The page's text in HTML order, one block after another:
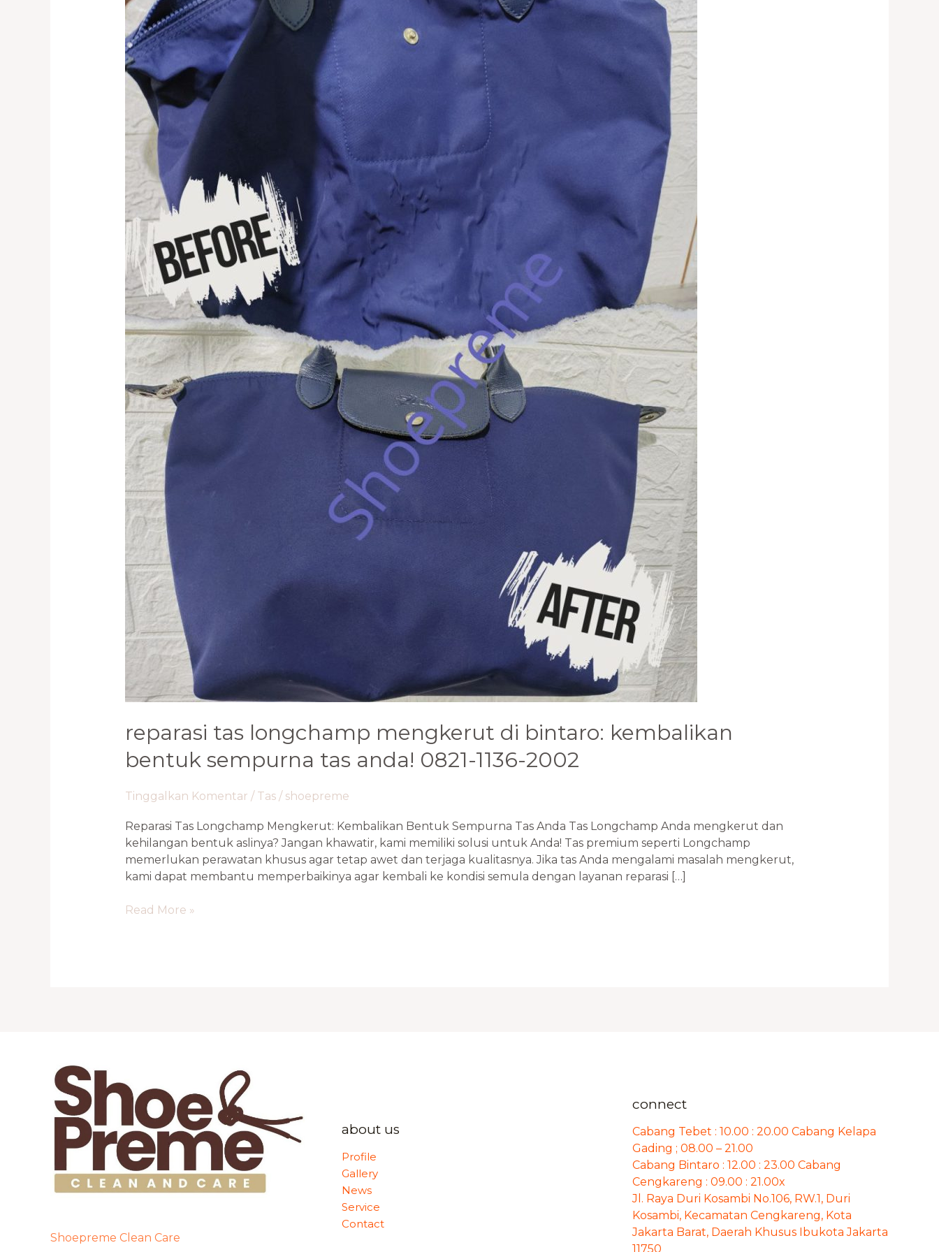
reparasi tas longchamp mengkerut di bintaro: kembalikan
bentuk sempurna tas anda! 0821-1136-2002
Tinggalkan Komentar / Tas/ shoepreme
Reparasi Tas Longchamp Mengkerut: Kembalikan Bentuk Sempurna Tas Anda Tas Longchamp Anda mengkerut dan
kehilangan bentuk aslinya? Jangan khawatir, kami memiliki solusi untuk Anda! Tas premium seperti Longchamp
memerlukan perawatan khusus agar tetap awet dan terjaga kualitasnya. Jika tas Anda mengalami masalah mengkerut,
kami dapat membantu memperbaikinya agar kembali ke kondisi semula dengan layanan reparasi […]
Tas
Longchamp
Mengkerut
di
Bintaro:
Kembalikan
Bentuk
Sempurna
Anda!
0821-
1136-
2002
Read More »
Shoepreme Clean Care
about us
Profile
Gallery
News
Service
Contact
connect
Cabang Tebet : 10.00 : 20.00 Cabang Kelapa
Gading ; 08.00 – 21.00
Cabang Bintaro : 12.00 : 23.00 Cabang
Cengkareng : 09.00 : 21.00x
Jl. Raya Duri Kosambi No.106, RW.1, Duri
Kosambi, Kecamatan Cengkareng, Kota
Jakarta Barat, Daerah Khusus Ibukota Jakarta
11750